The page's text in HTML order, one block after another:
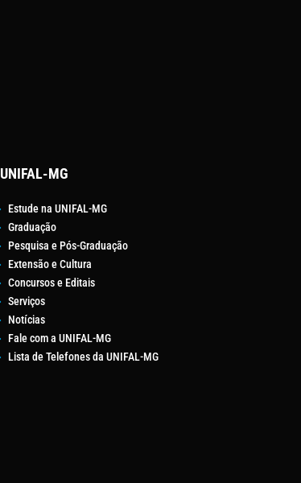
UNIFAL-MG
Estude na UNIFAL-MG
Graduação
Pesquisa e Pós-Graduação
Extensão e Cultura
Concursos e Editais
Serviços
Notícias
Fale com a UNIFAL-MG
Lista de Telefones da UNIFAL-MG